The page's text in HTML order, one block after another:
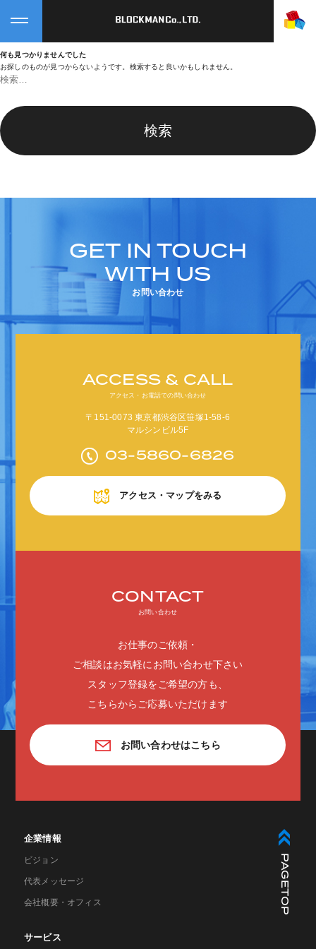
何も見つかりませんでした
お探しのものが見つからないようです。検索すると良いかもしれません。
検
GET IN TOUCH
WITH US
お問い合わせ
ACCESS & CALL
アクセス・お電話での問い合わせ
〒151-0073 東京都渋谷区笹塚1-58-6
マルシンビル5F
03-5860-6826
アクセス・マップをみる
CONTACT
お問い合わせ
お仕事のご依頼・
ご相談はお気軽にお問い合わせ下さい
スタッフ登録をご希望の方も、
こちらからご応募いただけます
お問い合わせはこちら
企業情報
ビジョン
代表メッセージ
会社概要・オフィス
サービス
PAGETOP